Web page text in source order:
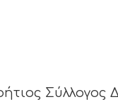
Σύλλογος